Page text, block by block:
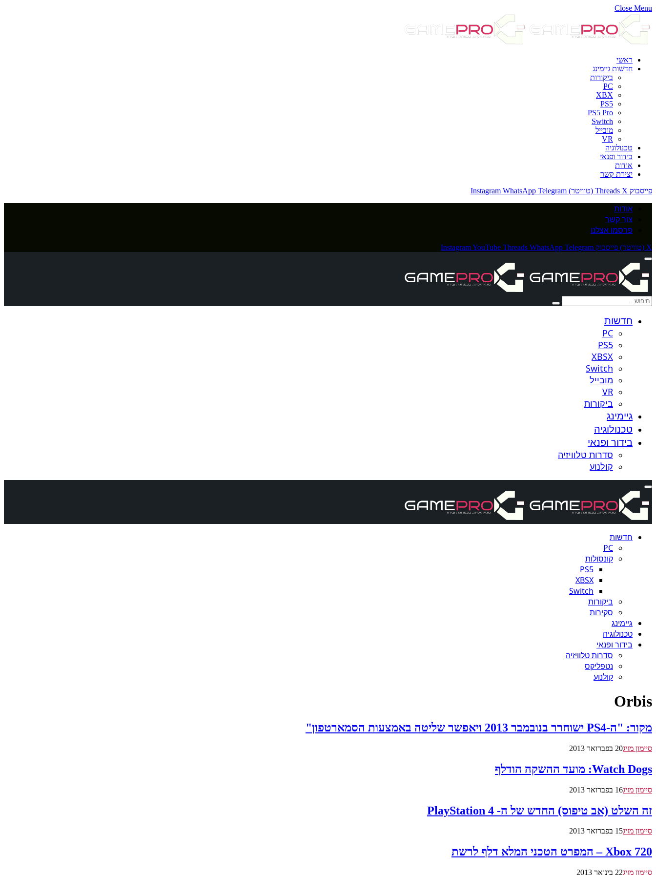
Close Menu
ראשי
חדשות גיימינג
ביקורות
PC
XBX
PS5
PS5 Pro
Switch
מובייל
VR
טכנולוגיה
בידור ופנאי
אודות
יצירת קשר
פייסבוק
Threads X (טוויטר) Instagram WhatsApp Telegram
אודות
צור קשר
פרסמו אצלנו
X (טוויטר) פייסבוק InstagramYouTube Threads WhatsApp Telegram
חדשות
PC
PS5
XBSX
Switch
מובייל
VR
ביקורות
גיימינג
טכנולוגיה
בידור ופנאי
סדרות טלוויזיה
קולנוע
חדשות
PC
קונסולות
PS5
XBSX
Switch
ביקורות
סקירות
גיימינג
טכנולוגיה
בידור ופנאי
סדרות טלוויזיה
נטפליקס
קולנוע
Orbis
מקור: "ה-PS4 ישוחרר בנובמבר 2013 ויאפשר שליטה באמצעות הסמארטפון"
סיימון מזיג20 בפברואר 2013
Watch Dogs: מועד ההשקה הודלף
סיימון מזיג16 בפברואר 2013
זה השלט (אב טיפוס) החדש של ה- PlayStation 4
סיימון מזיג15 בפברואר 2013
Xbox 720 – המפרט הטכני המלא דלף לרשת
סיימון מזיג22 בינואר 2013